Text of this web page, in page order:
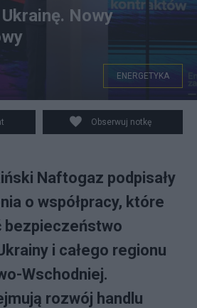
Nowy
ENERGETYKA
Obserwuj notkę
Naftogaz podpisały
o współpracy, które
bezpieczeństwo
i całego regionu
Wschodniej.
rozwój handlu